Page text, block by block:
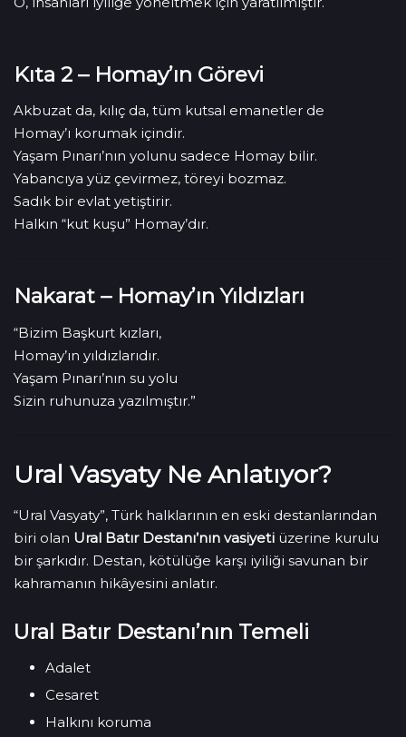
Kıta 2 – Homay’ın Görevi
Akbuzat da, kılıç da, tüm kutsal emanetler de
Homay’ı korumak içindir.
Yaşam Pınarı’nın yolunu sadece Homay bilir.
Yabancıya yüz çevirmez, töreyi bozmaz.
Sadık bir evlat yetiştirir.
Halkın “kut kuşu” Homay’dır.
Nakarat – Homay’ın Yıldızları
“Bizim Başkurt kızları,
Homay’ın yıldızlarıdır.
Yaşam Pınarı’nın su yolu
Sizin ruhunuza yazılmıştır.”
Ural Vasyaty Ne Anlatıyor?
“Ural Vasyaty”, Türk halklarının en eski destanlarından
biri olan Ural Batır Destanı’nın vasiyeti üzerine kurulu
bir şarkıdır. Destan, kötülüğe karşı iyiliği savunan bir
kahramanın hikâyesini anlatır.
Ural Batır Destanı’nın Temeli
Adalet
Cesaret
Halkını koruma